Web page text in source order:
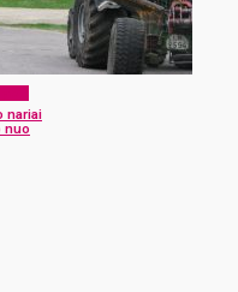
nariai
nuo